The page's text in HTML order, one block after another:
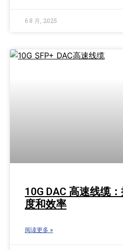
6 8 月, 2025
10G DAC 高速线缆
度和效率
阅读更多 »